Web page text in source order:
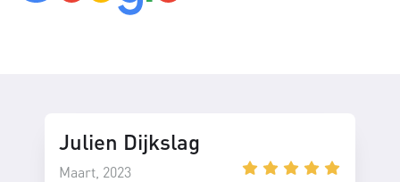
Julien Dijkslag
Maart, 2023